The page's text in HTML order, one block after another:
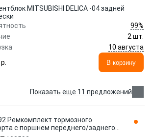
MITSUBISHI DELICA -04 задней
99%
2 шт.
10 августа
В корзину
Показать еще 11 предложений
Ремкомплект тормозного
с поршнем переднего/заднего